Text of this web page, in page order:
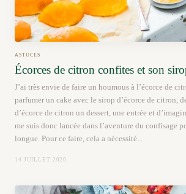
ASTUCES
Écorces de citron confites et son
J’ai très envie de faire un houmous à l’écorce de
parfumer un cake avec le sirop d’écorce de citron,
d’écorce de citron un dessert, une entrée et
me suis donc lancée dans l’aventure du confisage
longue. Pour ce faire, cela a nécessité...
14 JUILLET 2020